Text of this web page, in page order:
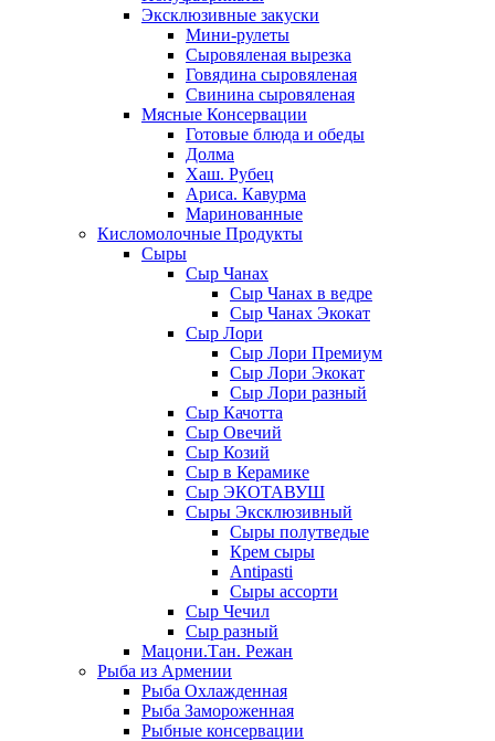
Эксклюзивные закуски
Мини-рулеты
Сыровяленая вырезка
Говядина сыровяленая
Свинина сыровяленая
Мясные Консервации
Готовые блюда и обеды
Долма
Хаш. Рубец
Ариса. Кавурма
Маринованные
Кисломолочные Продукты
Сыры
Сыр Чанах
Сыр Чанах в ведре
Сыр Чанах Экокат
Сыр Лори
Сыр Лори Премиум
Сыр Лори Экокат
Сыр Лори разный
Сыр Качотта
Сыр Овечий
Сыр Козий
Сыр в Керамике
Сыр ЭКОТАВУШ
Сыры Эксклюзивный
Сыры полутведые
Крем сыры
Antipasti
Сыры ассорти
Сыр Чечил
Сыр разный
Мацони.Тан. Режан
Рыба из Армении
Рыба Охлажденная
Рыба Замороженная
Рыбные консервации